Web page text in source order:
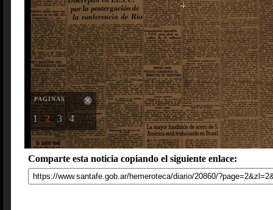
PAGINAS
1 2 3 4
Comparte esta noticia copiando el siguiente enlace: